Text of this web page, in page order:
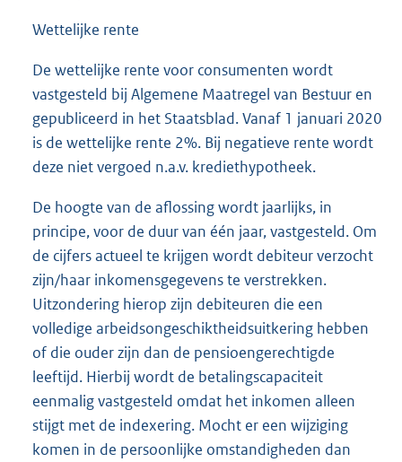
Wettelijke rente
De wettelijke rente voor consumenten wordt
vastgesteld bij Algemene Maatregel van Bestuur en
gepubliceerd in het Staatsblad. Vanaf 1 januari 2020
is de wettelijke rente 2%. Bij negatieve rente wordt
deze niet vergoed n.a.v. krediethypotheek.
De hoogte van de aflossing wordt jaarlijks, in
principe, voor de duur van één jaar, vastgesteld. Om
de cijfers actueel te krijgen wordt debiteur verzocht
zijn/haar inkomensgegevens te verstrekken.
Uitzondering hierop zijn debiteuren die een
volledige arbeidsongeschiktheidsuitkering hebben
of die ouder zijn dan de pensioengerechtigde
leeftijd. Hierbij wordt de betalingscapaciteit
eenmalig vastgesteld omdat het inkomen alleen
stijgt met de indexering. Mocht er een wijziging
komen in de persoonlijke omstandigheden dan